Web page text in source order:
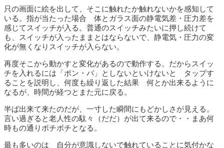
只の画面に絵を出して、そこに触れたか触れないかを感知して
いる。指が当たった場合 体とガラス面の静電気差・圧力差を
感じてスイッチが入る。普通のスイッチみたいに押し続けて
も、スイッチが入ったままとはならないで、静電気・圧力の変
化が無くなりスイッチが入らない。
再度そこから動かすと変化があるので動作する。だからスイッ
チを入れるには「ポン・パ」としないといけないと タップす
ることを説明し、何度も繰り返した結果 何とか出来るように
なるが、時間が経つとまた元に戻る。
半ば出来て来たのだが、一寸した瞬間にもどかしさが見える。
言い過ぎると老人性の駄々（だだ）が出て来るので・・まあ何
時もの通りボチボチとなる。
最も多いのは 自分が意識しないで触れていることに気付かな